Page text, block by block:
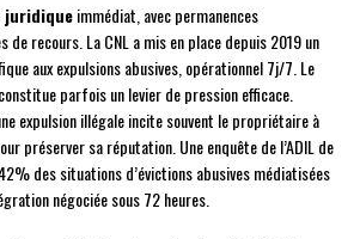
juridiqueimmédiat, avec permanences
de recours. La CNL a mis en place depuis 2019 un
aux expulsions abusives, opérationnel 7j/7. Le
constitue parfois un levier de pression efficace.
expulsion illégale incite souvent le propriétaire à
préserver sa réputation. Une enquête de l’ADIL de
des situations d’évictions abusives médiatisées
négociée sous 72 heures.